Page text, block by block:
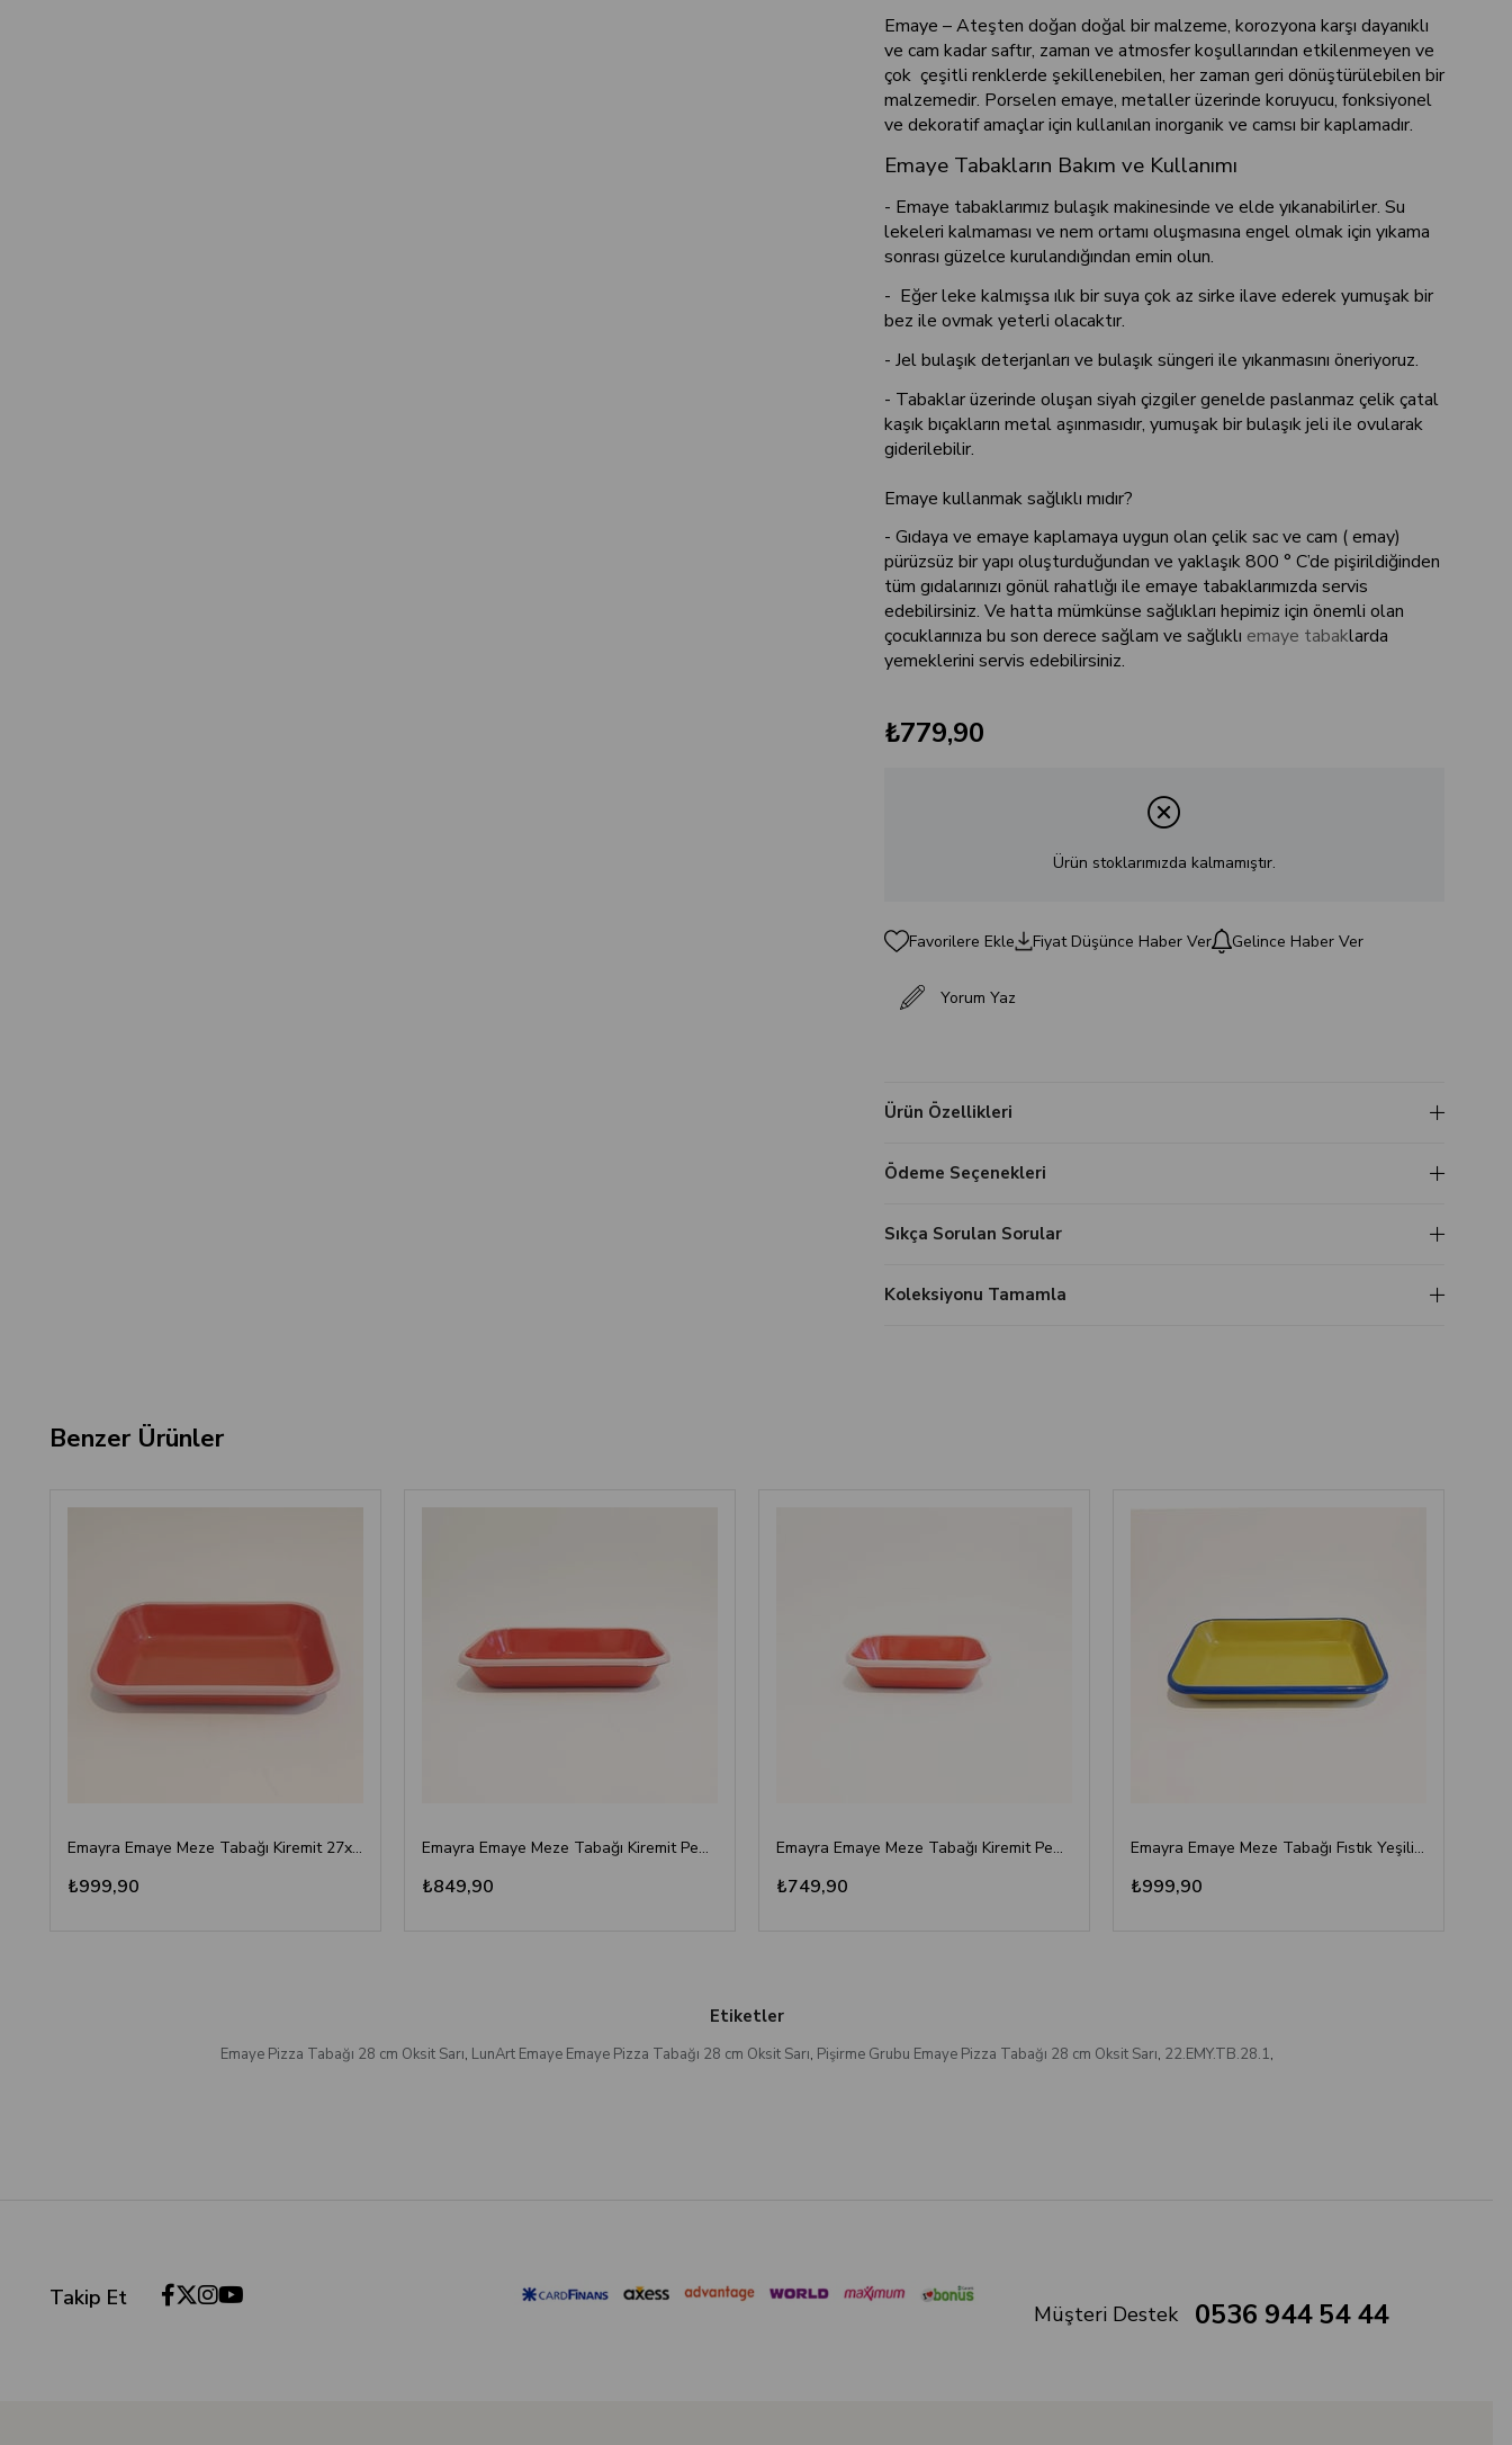
Emaye – Ateşten doğan doğal bir malzeme, korozyona karşı dayanıklı
ve cam kadar saftır, zaman ve atmosfer koşullarından etkilenmeyen ve
çok çeşitli renklerde şekillenebilen, her zaman geri dönüştürülebilen bir
malzemedir. Porselen emaye, metaller üzerinde koruyucu, fonksiyonel
ve dekoratif amaçlar için kullanılan inorganik ve camsı bir kaplamadır.
Emaye Tabakların Bakım ve Kullanımı
- Emaye tabaklarımız bulaşık makinesinde ve elde yıkanabilirler. Su
lekeleri kalmaması ve nem ortamı oluşmasına engel olmak için yıkama
sonrası güzelce kurulandığından emin olun.
- Eğer leke kalmışsa ılık bir suya çok az sirke ilave ederek yumuşak bir
bez ile ovmak yeterli olacaktır.
- Jel bulaşık deterjanları ve bulaşık süngeri ile yıkanmasını öneriyoruz.
- Tabaklar üzerinde oluşan siyah çizgiler genelde paslanmaz çelik çatal
kaşık bıçakların metal aşınmasıdır, yumuşak bir bulaşık jeli ile ovularak
giderilebilir.
Emaye kullanmak sağlıklı mıdır?
- Gıdaya ve emaye kaplamaya uygun olan çelik sac ve cam ( emay)
pürüzsüz bir yapı oluşturduğundan ve yaklaşık 800 ° C’de pişirildiğinden
tüm gıdalarınızı gönül rahatlığı ile emaye tabaklarımızda servis
edebilirsiniz. Ve hatta mümkünse sağlıkları hepimiz için önemli olan
çocuklarınıza bu son derece sağlam ve sağlıklı emaye tabaklarda
yemeklerini servis edebilirsiniz.
₺779,90
Ürün stoklarımızda kalmamıştır.
Favorilere Ekle Fiyat Düşünce Haber Ver Gelince Haber Ver
Yorum Yaz
Ürün Özellikleri
Ödeme Seçenekleri
Sıkça Sorulan Sorular
Koleksiyonu Tamamla
Benzer Ürünler
Emayra Emaye Meze Tabağı Kiremit 27x19 cm
₺999,90
Emayra Emaye Meze Tabağı Kiremit Pembe Kordonlu 22x16 cm
₺849,90
Emayra Emaye Meze Tabağı Kiremit Pembe Kordonlu 17x12 cm
₺749,90
Emayra Emaye Meze Tabağı Fıstık Yeşili Kobalt Kordonlu 27x19 cm
₺999,90
Etiketler
Emaye Pizza Tabağı 28 cm Oksit Sarı, LunArt Emaye Emaye Pizza Tabağı 28 cm Oksit Sarı, Pişirme Grubu Emaye Pizza Tabağı 28 cm Oksit Sarı, 22.EMY.TB.28.1,
Takip Et
Müşteri Destek 0536 944 54 44